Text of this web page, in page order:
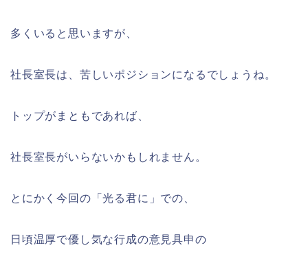
多くいると思いますが、
社長室長は、苦しいポジションになるでしょうね。
トップがまともであれば、
社長室長がいらないかもしれません。
とにかく今回の「光る君に」での、
日頃温厚で優し気な行成の意見具申の